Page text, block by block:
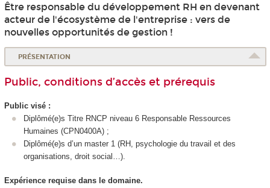
Être responsable du développement RH en devenant
acteur de l'écosystème de l'entreprise : vers de
nouvelles opportunités de gestion !
PRÉSENTATION
Public, conditions d’accès et prérequis
Public visé :
Diplômé(e)s Titre RNCP niveau 6 Responsable Ressources
Humaines (CPN0400A) ;
Diplômé(e)s d’un master 1 (RH, psychologie du travail et des
organisations, droit social…).
Expérience requise dans le domaine.